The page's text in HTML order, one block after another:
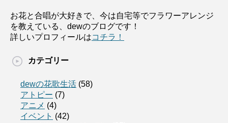
お花と合唱が大好きで、今は自宅等でフラワーアレンジ
を教えている、dewのブログです！
詳しいプロフィールはコチラ！
カテゴリー
dewの花歌生活 (58)
アトピー (7)
アニメ (4)
イベント (42)